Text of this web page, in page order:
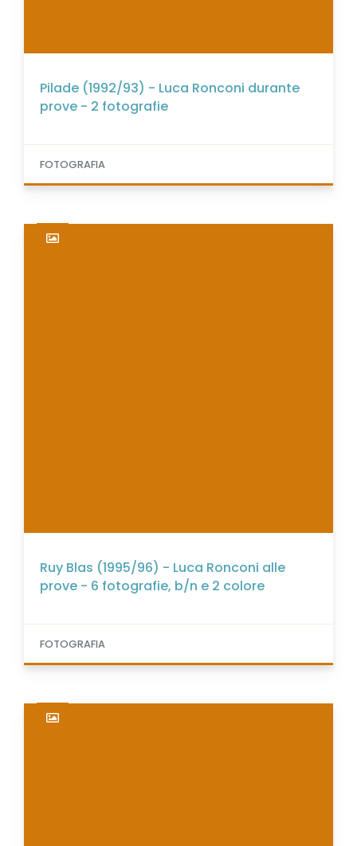
Pilade (1992/93) - Luca Ronconi durante
prove - 2 fotografie
FOTOGRAFIA
Ruy Blas (1995/96) - Luca Ronconi alle
prove - 6 fotografie, b/n e 2 colore
FOTOGRAFIA